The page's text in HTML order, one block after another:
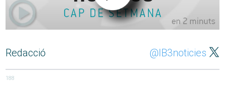
Redacció @IB3noticies
188